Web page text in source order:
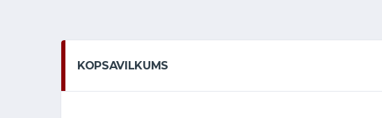
KOPSAVILKUMS